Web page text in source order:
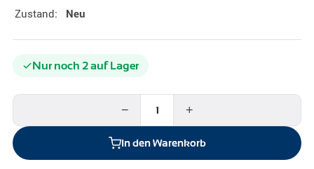
Zustand: Neu
Nur noch 2 auf Lager
− +
In den Warenkorb